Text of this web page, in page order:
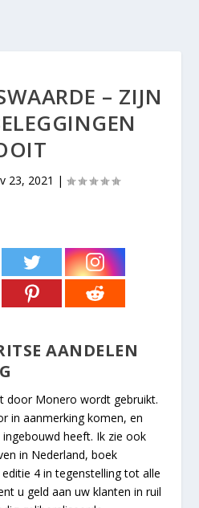
– ZIJN
23, 2021 |
AANDELEN
door Monero wordt gebruikt.
in aanmerking komen, en
heeft. Ik zie ook
in Nederland, boek
4 in tegenstelling tot alle
u geld aan uw klanten in ruil